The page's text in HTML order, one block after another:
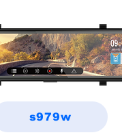
s979w